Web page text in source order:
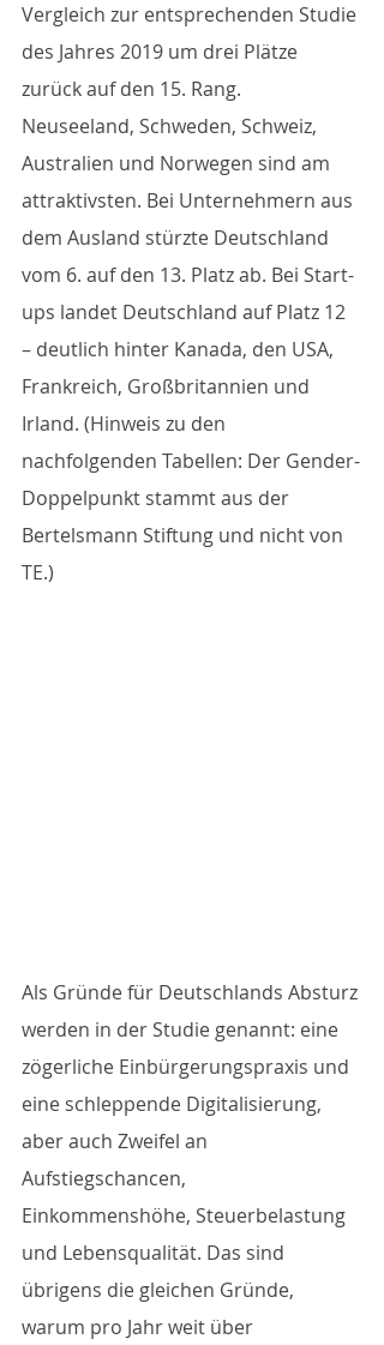
Vergleich zur entsprechenden Studie
des Jahres 2019 um drei Plätze
zurück auf den 15. Rang.
Neuseeland, Schweden, Schweiz,
Australien und Norwegen sind am
attraktivsten. Bei Unternehmern aus
dem Ausland stürzte Deutschland
vom 6. auf den 13. Platz ab. Bei Start-
ups landet Deutschland auf Platz 12
– deutlich hinter Kanada, den USA,
Frankreich, Großbritannien und
Irland. (Hinweis zu den
nachfolgenden Tabellen: Der Gender-
Doppelpunkt stammt aus der
Bertelsmann Stiftung und nicht von
TE.)
Als Gründe für Deutschlands Absturz
werden in der Studie genannt: eine
zögerliche Einbürgerungspraxis und
eine schleppende Digitalisierung,
aber auch Zweifel an
Aufstiegschancen,
Einkommenshöhe, Steuerbelastung
und Lebensqualität. Das sind
übrigens die gleichen Gründe,
warum pro Jahr weit über